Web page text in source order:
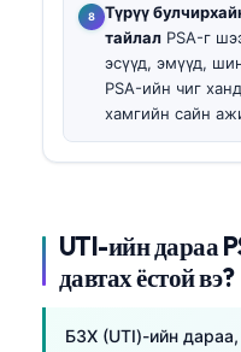
Түрүү
тайлал PSA-г
эсүүд, эмүүд,
PSA-ийн чиг
хамгийн сайн
UTI-ийн дараа
давтах ёстой вэ?
БЗХ (UTI)-ийн дараа,